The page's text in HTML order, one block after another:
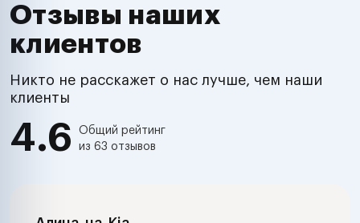
Отзывы наших
клиентов
Никто не расскажет о нас лучше, чем наши
клиенты
4.6
Общий рейтинг
из 63 отзывов